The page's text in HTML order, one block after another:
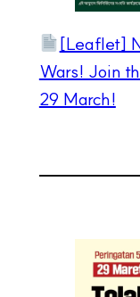
[Leaflet]
Wars! Join
29 March!